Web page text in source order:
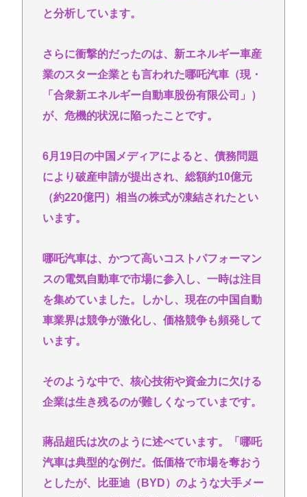
と分析しています。
さらに衝撃的だったのは、新エネルギー車産
業のスター企業とも言われた哪吒汽車（現・
「合衆新エネルギー自動車股份有限公司」）
が、危機的状況に陥ったことです。
6月19日の中国メディアによると、債務問題
により破産申請が提出され、総額約10億元
（約220億円）相当の株式が凍結されたとい
います。
哪吒汽車は、かつて高いコストパフォーマン
スの電気自動車で市場に参入し、一時は注目
を集めていました。しかし、現在の中国自動
車業界は競争が激化し、価格競争も頻発して
います。
そのような中で、核心技術や資金力に欠ける
企業は生き残るのが難しくなっていまです。
蔣品超氏は次のように述べています。「哪吒
汽車は典型的な例だ。低価格で市場を奪おう
としたが、比亜迪（BYD）のような大手メー